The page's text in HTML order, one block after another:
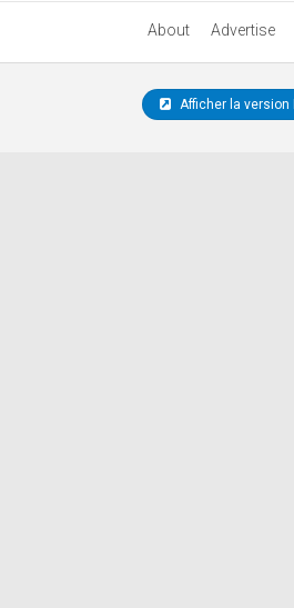
About Advertise
Afficher la version